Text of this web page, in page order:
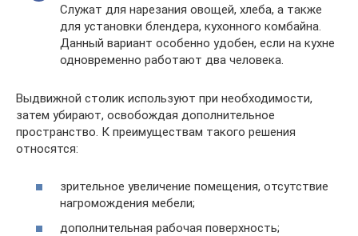
Служат для нарезания овощей, хлеба, а также
для установки блендера, кухонного комбайна.
Данный вариант особенно удобен, если на кухне
одновременно работают два человека.
Выдвижной столик используют при необходимости,
затем убирают, освобождая дополнительное
пространство. К преимуществам такого решения
относятся:
зрительное увеличение помещения, отсутствие
нагромождения мебели;
дополнительная рабочая поверхность;